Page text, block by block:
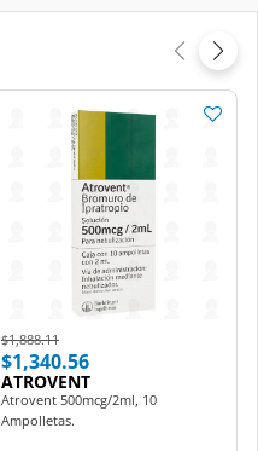
Price reduced from
$1,888.11to
$1,340.56
ATROVENT
Atrovent 500mcg/2ml, 10
Ampolletas.